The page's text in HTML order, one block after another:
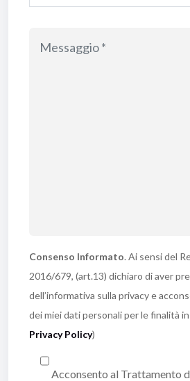
Consenso Informato. Ai sensi del
2016/679, (art.13) dichiaro di aver
dell’informativa sulla privacy e
dei miei dati personali per le finalità
Privacy Policy)
Acconsento al Trattamento